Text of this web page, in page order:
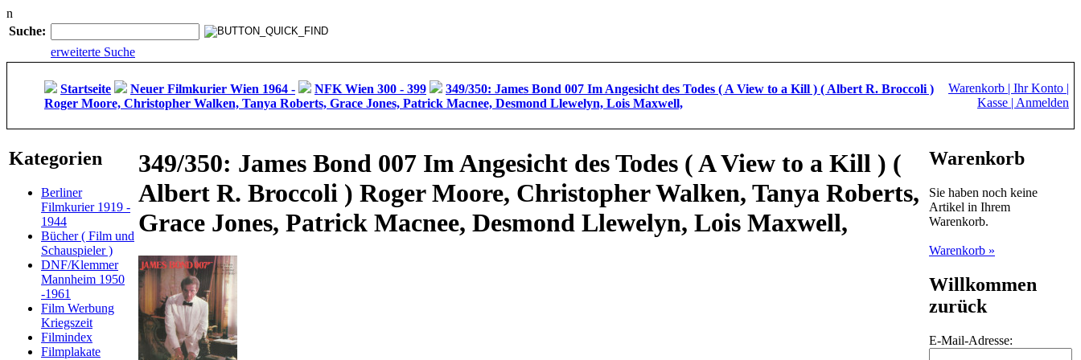
n
Suche:
erweiterte Suche
Startseite Neuer Filmkurier Wien 1964 - NFK Wien 300 - 399
349/350: James Bond 007 Im Angesicht des Todes ( A View to a Kill ) ( Albert R. Broccoli )
Roger Moore, Christopher Walken, Tanya Roberts, Grace Jones, Patrick Macnee, Desmond Llewelyn, Lois Maxwell,
Warenkorb | Ihr Konto |
Kasse | Anmelden
Kategorien
Berliner
Filmkurier 1919 -
1944
Bücher ( Film und
Schauspieler )
DNF/Klemmer
Mannheim 1950
-1961
Film Werbung
Kriegszeit
Filmindex
Filmplakate
349/350: James Bond 007 Im Angesicht des Todes ( A View to a Kill ) (
Albert R. Broccoli ) Roger Moore, Christopher Walken, Tanya Roberts,
Grace Jones, Patrick Macnee, Desmond Llewelyn, Lois Maxwell,
Warenkorb
Sie haben noch keine
Artikel in Ihrem
Warenkorb.
Warenkorb »
Willkommen
zurück
E-Mail-Adresse: